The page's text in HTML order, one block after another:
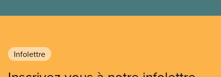
Infolettre